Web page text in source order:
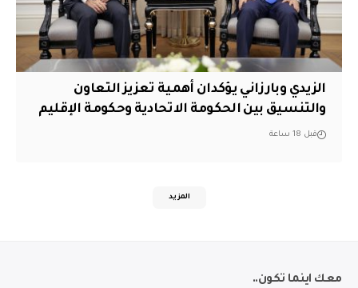
الزيدي وبارزاني يؤكدان أهمية تعزيز التعاون
والتنسيق بين الحكومة الاتحادية وحكومة الإقليم
قبل 18 ساعة
المزيد
معك اينما تكون..